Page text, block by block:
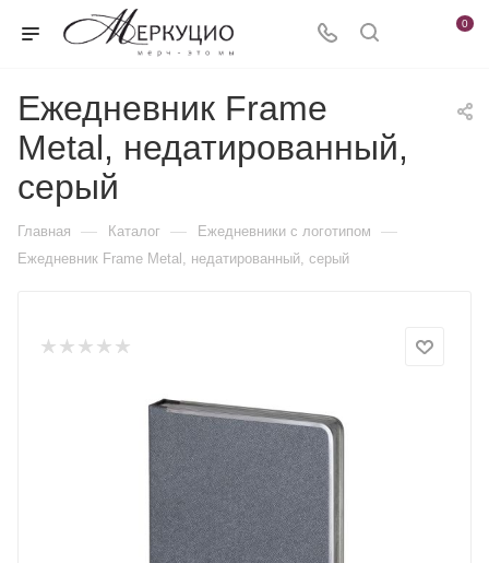
0
Ежедневник Frame
Metal, недатированный,
серый
Главная — Каталог — Ежедневники c логотипом —
Ежедневник Frame Metal, недатированный, серый